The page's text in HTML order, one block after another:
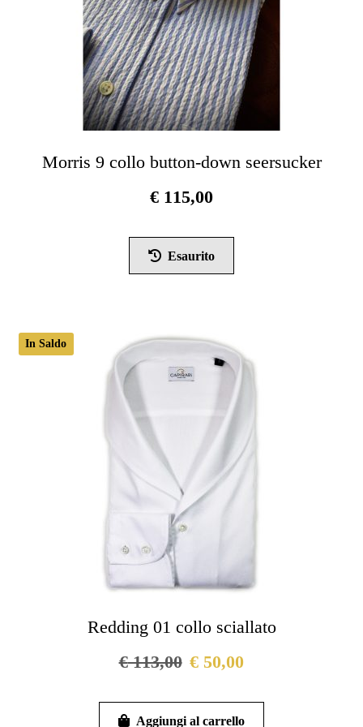
Morris 9 collo button-down seersucker
€ 115,00
Esaurito
ha
opzioni
possono
essere
scelte
pagina
Redding 01 collo sciallato
In Saldo
€113,00 € 50,00
Aggiungi al carrello